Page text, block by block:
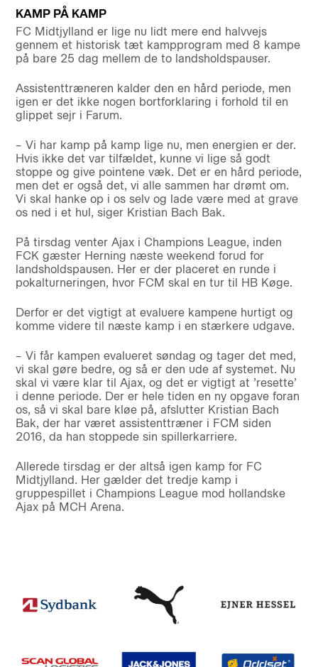
KAMP PÅ KAMP
FC Midtjylland er lige nu lidt mere end halvvejs
gennem et historisk tæt kampprogram med 8 kampe
på bare 25 dag mellem de to landsholdspauser.
Assistenttræneren kalder den en hård periode, men
igen er det ikke nogen bortforklaring i forhold til en
glippet sejr i Farum.
– Vi har kamp på kamp lige nu, men energien er der.
Hvis ikke det var tilfældet, kunne vi lige så godt
stoppe og give pointene væk. Det er en hård periode,
men det er også det, vi alle sammen har drømt om.
Vi skal hanke op i os selv og lade være med at grave
os ned i et hul, siger Kristian Bach Bak.
På tirsdag venter Ajax i Champions League, inden
FCK gæster Herning næste weekend forud for
landsholdspausen. Her er der placeret en runde i
pokalturneringen, hvor FCM skal en tur til HB Køge.
Derfor er det vigtigt at evaluere kampene hurtigt og
komme videre til næste kamp i en stærkere udgave.
– Vi får kampen evalueret søndag og tager det med,
vi skal gøre bedre, og så er den ude af systemet. Nu
skal vi være klar til Ajax, og det er vigtigt at ’resette’
i denne periode. Der er hele tiden en ny opgave foran
os, så vi skal bare kløe på, afslutter Kristian Bach
Bak, der har været assistenttræner i FCM siden
2016, da han stoppede sin spillerkarriere.
Allerede tirsdag er der altså igen kamp for FC
Midtjylland. Her gælder det tredje kamp i
gruppespillet i Champions League mod hollandske
Ajax på MCH Arena.